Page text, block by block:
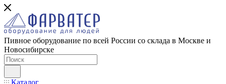
Пивное оборудование по всей России со склада в Москве и
Новосибирске
Каталог